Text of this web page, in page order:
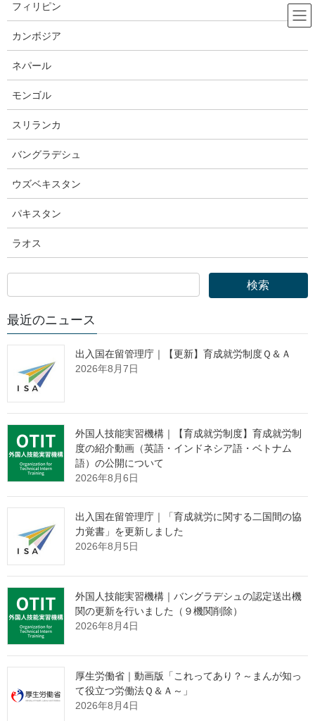
ン
ン
へ
キ
プ
ビ
ー
ョ
に
動
2025年1月14日
出入国在留管理庁
出入国在留管理庁｜第４回東京イミ
グレーション・フォーラムが開催
されました
ーラム
１ 開催時期
令和６年１２月９日（月）から１１日（水）まで
２ 開催場所
東京プリンスホテル（東京都港区芝公園３－３－１）
３ 参加国・地域
インド、インドネシア、オーストラリア、カナダ、カンボジア、
韓国、シンガポール、スリランカ、タイ、中国、トルコ、ニュー
ジーランド、ネパール、フィリピン、ブルネイ、米国、ベトナ
ム、パキスタン、香港、ラオス
４ 議事次第
フィリピン
カンボジア
ネパール
モンゴル
スリランカ
バングラデシュ
ウズベキスタン
パキスタン
ラオス
最近のニュース
出入国在留管理庁｜【更新】育成就労制度Ｑ＆Ａ
2026年8月7日
外国人技能実習機構｜【育成就労制度】育成就労制
度の紹介動画（英語・インドネシア語・ベトナム
語）の公開について
2026年8月6日
出入国在留管理庁｜「育成就労に関する二国間の協
力覚書」を更新しました
2026年8月5日
外国人技能実習機構｜バングラデシュの認定送出機
関の更新を行いました（９機関削除）
2026年8月4日
厚生労働省｜動画版「これってあり？～まんが知っ
て役立つ労働法Ｑ＆Ａ～」
2026年8月4日